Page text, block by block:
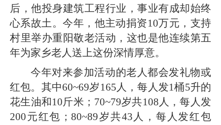
后，他投身建筑工程行业，事业有成却始终
心系故土。今年，他主动捐资10万元，支持
村里举办重阳敬老活动，这也是他连续第五
年为家乡老人送上这份深情厚意。
今年对来参加活动的老人都会发礼物或
红包。其中60~69岁165人，每人发1桶5升的
花生油和10斤米；70~79岁共108人，每人发
200元红包；80~89岁共43人，每人发红包